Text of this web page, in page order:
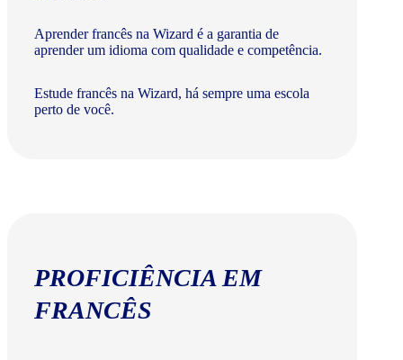
Aprender francês na Wizard é a garantia de
aprender um idioma com qualidade e competência.
Estude francês na Wizard, há sempre uma escola
perto de você.
PROFICIÊNCIA EM
FRANCÊS